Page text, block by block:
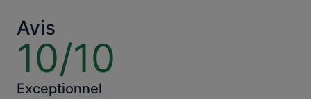
voyageur
Avis
10/10
10
10
Exceptionnel